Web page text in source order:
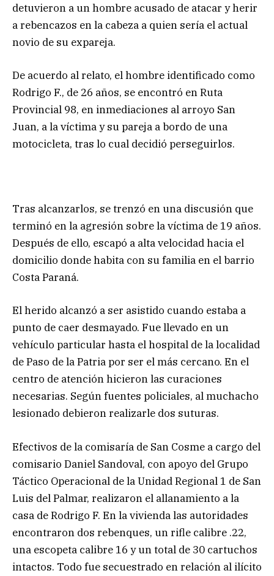
detuvieron a un hombre acusado de atacar y herir
a rebencazos en la cabeza a quien sería el actual
novio de su expareja.
De acuerdo al relato, el hombre identificado como
Rodrigo F., de 26 años, se encontró en Ruta
Provincial 98, en inmediaciones al arroyo San
Juan, a la víctima y su pareja a bordo de una
motocicleta, tras lo cual decidió perseguirlos.
Tras alcanzarlos, se trenzó en una discusión que
terminó en la agresión sobre la víctima de 19 años.
Después de ello, escapó a alta velocidad hacia el
domicilio donde habita con su familia en el barrio
Costa Paraná.
El herido alcanzó a ser asistido cuando estaba a
punto de caer desmayado. Fue llevado en un
vehículo particular hasta el hospital de la localidad
de Paso de la Patria por ser el más cercano. En el
centro de atención hicieron las curaciones
necesarias. Según fuentes policiales, al muchacho
lesionado debieron realizarle dos suturas.
Efectivos de la comisaría de San Cosme a cargo del
comisario Daniel Sandoval, con apoyo del Grupo
Táctico Operacional de la Unidad Regional 1 de San
Luis del Palmar, realizaron el allanamiento a la
casa de Rodrigo F. En la vivienda las autoridades
encontraron dos rebenques, un rifle calibre .22,
una escopeta calibre 16 y un total de 30 cartuchos
intactos. Todo fue secuestrado en relación al ilícito